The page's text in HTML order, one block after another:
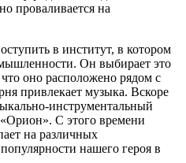
проваливается на
в институт, в котором
Он выбирает это
что оно расположено рядом с
привлекает музыка. Вскоре
инструментальный
С этого времени
на различных
нашего героя в